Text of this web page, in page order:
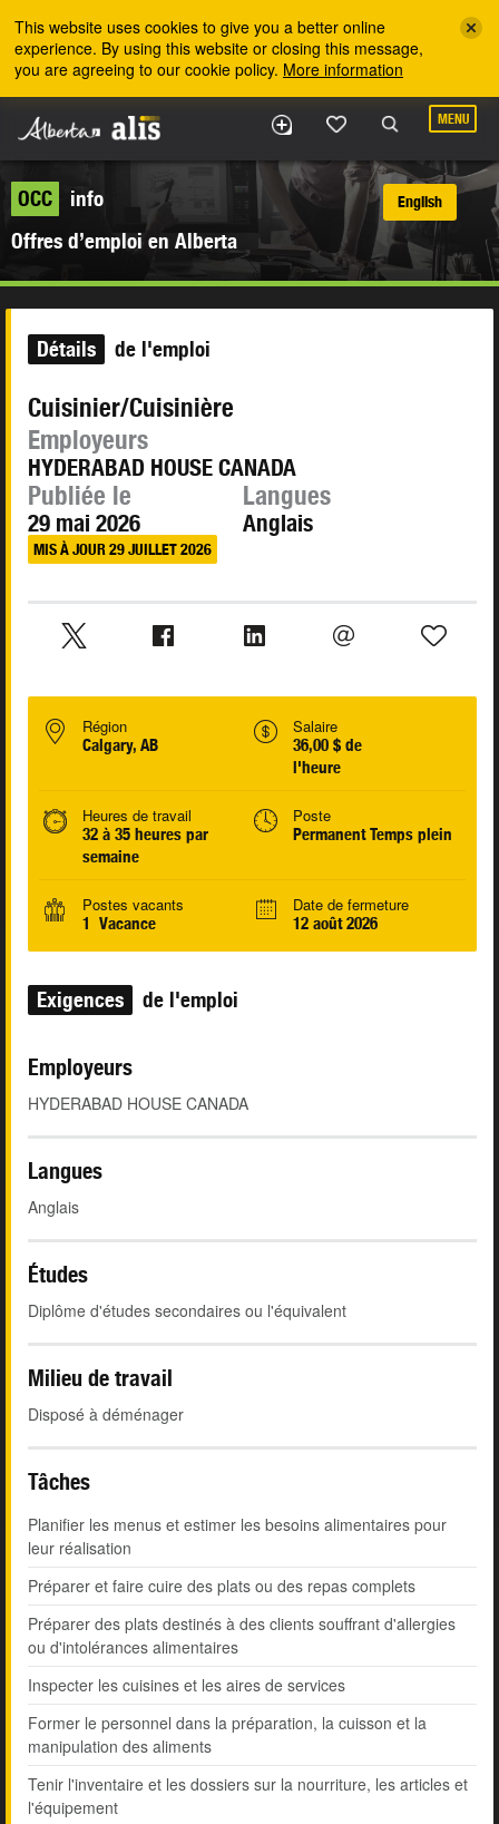
This website uses cookies to give you a better online
experience. By using this website or closing this message,
you are agreeing to our cookie policy. More information
MENU
OCC
info
Offres d’emploi en Alberta
English
Détails de l'emploi
Cuisinier/Cuisinière
Employeurs
HYDERABAD HOUSE CANADA
Publiée le
29 mai 2026
MIS À JOUR 29 JUILLET 2026
Langues
Anglais
Région
Calgary, AB
Salaire
36,00 $ de
l'heure
Heures de travail
32 à 35 heures par
semaine
Poste
Permanent Temps plein
Postes vacants
1 Vacance
Date de fermeture
12 août 2026
Exigences de l'emploi
Employeurs
HYDERABAD HOUSE CANADA
Langues
Anglais
Études
Diplôme d'études secondaires ou l'équivalent
Milieu de travail
Disposé à déménager
Tâches
Planifier les menus et estimer les besoins alimentaires pour
leur réalisation
Préparer et faire cuire des plats ou des repas complets
Préparer des plats destinés à des clients souffrant d'allergies
ou d'intolérances alimentaires
Inspecter les cuisines et les aires de services
Former le personnel dans la préparation, la cuisson et la
manipulation des aliments
Tenir l'inventaire et les dossiers sur la nourriture, les articles et
l'équipement